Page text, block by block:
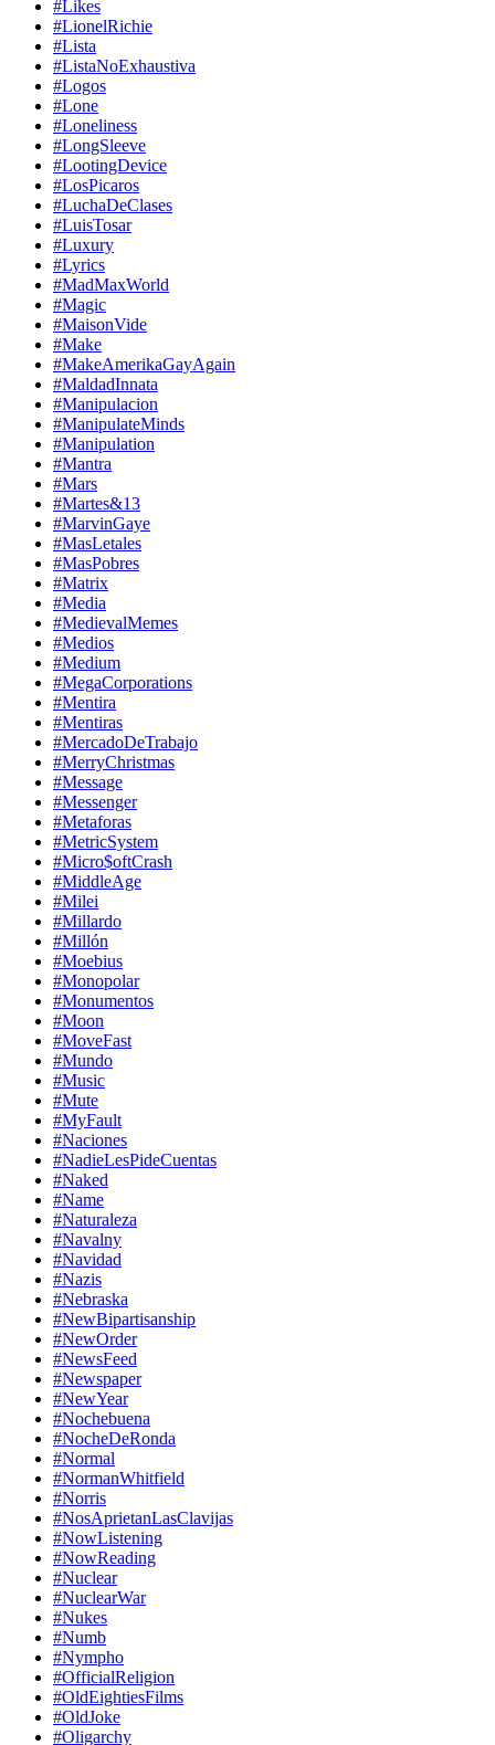
#Likes
#LionelRichie
#Lista
#ListaNoExhaustiva
#Logos
#Lone
#Loneliness
#LongSleeve
#LootingDevice
#LosPicaros
#LuchaDeClases
#LuisTosar
#Luxury
#Lyrics
#MadMaxWorld
#Magic
#MaisonVide
#Make
#MakeAmerikaGayAgain
#MaldadInnata
#Manipulacion
#ManipulateMinds
#Manipulation
#Mantra
#Mars
#Martes&13
#MarvinGaye
#MasLetales
#MasPobres
#Matrix
#Media
#MedievalMemes
#Medios
#Medium
#MegaCorporations
#Mentira
#Mentiras
#MercadoDeTrabajo
#MerryChristmas
#Message
#Messenger
#Metaforas
#MetricSystem
#Micro$oftCrash
#MiddleAge
#Milei
#Millardo
#Millón
#Moebius
#Monopolar
#Monumentos
#Moon
#MoveFast
#Mundo
#Music
#Mute
#MyFault
#Naciones
#NadieLesPideCuentas
#Naked
#Name
#Naturaleza
#Navalny
#Navidad
#Nazis
#Nebraska
#NewBipartisanship
#NewOrder
#NewsFeed
#Newspaper
#NewYear
#Nochebuena
#NocheDeRonda
#Normal
#NormanWhitfield
#Norris
#NosAprietanLasClavijas
#NowListening
#NowReading
#Nuclear
#NuclearWar
#Nukes
#Numb
#Nympho
#OfficialReligion
#OldEightiesFilms
#OldJoke
#Oligarchy